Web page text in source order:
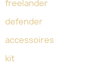
freelander
defender
accessoires
kit